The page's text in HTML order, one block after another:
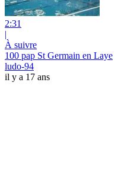
2:31
|
À suivre
100 pap St Germain en Laye
ludo-94
il y a 17 ans